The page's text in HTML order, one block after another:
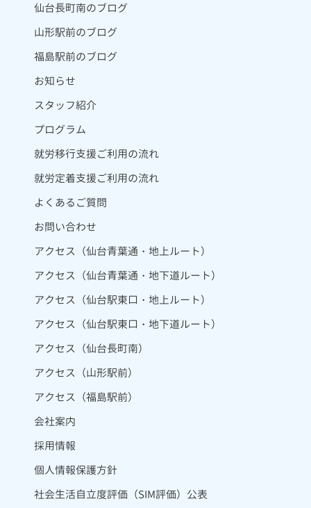
仙台長町南のブログ
山形駅前のブログ
福島駅前のブログ
お知らせ
スタッフ紹介
プログラム
就労移行支援ご利用の流れ
就労定着支援ご利用の流れ
よくあるご質問
お問い合わせ
アクセス（仙台青葉通・地上ルート）
アクセス（仙台青葉通・地下道ルート）
アクセス（仙台駅東口・地上ルート）
アクセス（仙台駅東口・地下道ルート）
アクセス（仙台長町南）
アクセス（山形駅前）
アクセス（福島駅前）
会社案内
採用情報
個人情報保護方針
社会生活自立度評価（SIM評価）公表